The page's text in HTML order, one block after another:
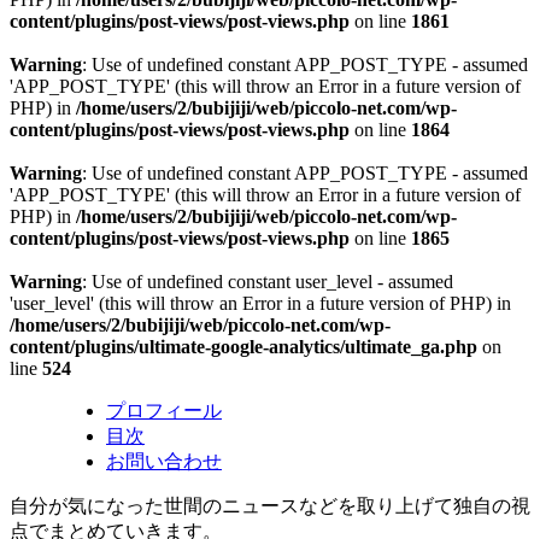
content/plugins/post-views/post-views.php on line 1861
Warning: Use of undefined constant APP_POST_TYPE - assumed
'APP_POST_TYPE' (this will throw an Error in a future version of
PHP) in /home/users/2/bubijiji/web/piccolo-net.com/wp-
content/plugins/post-views/post-views.php on line 1864
Warning: Use of undefined constant APP_POST_TYPE - assumed
'APP_POST_TYPE' (this will throw an Error in a future version of
PHP) in /home/users/2/bubijiji/web/piccolo-net.com/wp-
content/plugins/post-views/post-views.php on line 1865
Warning: Use of undefined constant user_level - assumed
'user_level' (this will throw an Error in a future version of PHP) in
/home/users/2/bubijiji/web/piccolo-net.com/wp-
content/plugins/ultimate-google-analytics/ultimate_ga.php on
line 524
プロフィール
目次
お問い合わせ
自分が気になった世間のニュースなどを取り上げて独自の視
点でまとめていきます。